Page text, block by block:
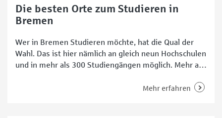
Die besten Orte zum Studieren in
Bremen
Wer in Bremen Studieren möchte, hat die Qual der
Wahl. Das ist hier nämlich an gleich neun Hochschulen
und in mehr als 300 Studiengängen möglich. Mehr als
öffentlichen und fünf privaten Hochschulen im Land
Mehr erfahren